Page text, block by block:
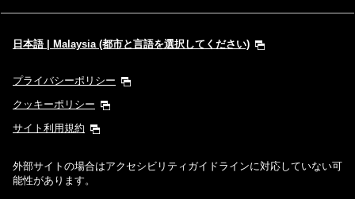
日本語 | Malaysia (都市と言語を選択してください)
プライバシーポリシー
クッキーポリシー
サイト利用規約
外部サイトの場合はアクセシビリティガイドラインに対応していない可
能性があります。